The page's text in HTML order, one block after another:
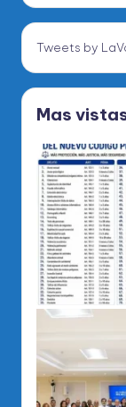
Tweets by
Mas